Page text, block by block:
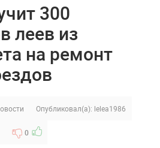
300
леев из
на ремонт
Опубликовал(а): lelea1986
0